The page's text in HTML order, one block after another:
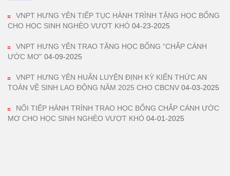
VNPT HƯNG YÊN TIẾP TỤC HÀNH TRÌNH TẶNG HỌC BỔNG
CHO HỌC SINH NGHÈO VƯỢT KHÓ 04-23-2025
VNPT HƯNG YÊN TRAO TẶNG HỌC BỔNG “CHẮP CÁNH
ƯỚC MƠ” 04-09-2025
VNPT HƯNG YÊN HUẤN LUYỆN ĐỊNH KỲ KIẾN THỨC AN
TOÀN VỆ SINH LAO ĐỘNG NĂM 2025 CHO CBCNV 04-03-2025
NỐI TIẾP HÀNH TRÌNH TRAO HỌC BỔNG CHẮP CÁNH ƯỚC
MƠ CHO HỌC SINH NGHÈO VƯỢT KHÓ 04-01-2025